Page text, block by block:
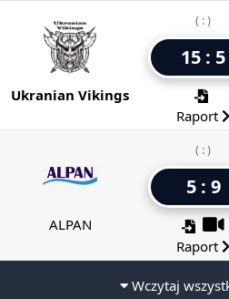
Ukranian Vikings
( : )
15 : 5
Raport
ALPAN
( : )
5 : 9
Raport
Wczytaj